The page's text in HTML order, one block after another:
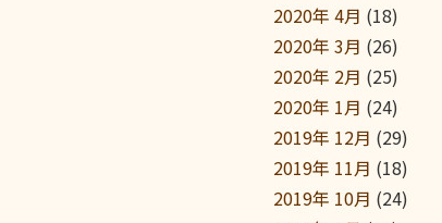
2020年 4月 (18)
2020年 3月 (26)
2020年 2月 (25)
2020年 1月 (24)
2019年 12月 (29)
2019年 11月 (18)
2019年 10月 (24)